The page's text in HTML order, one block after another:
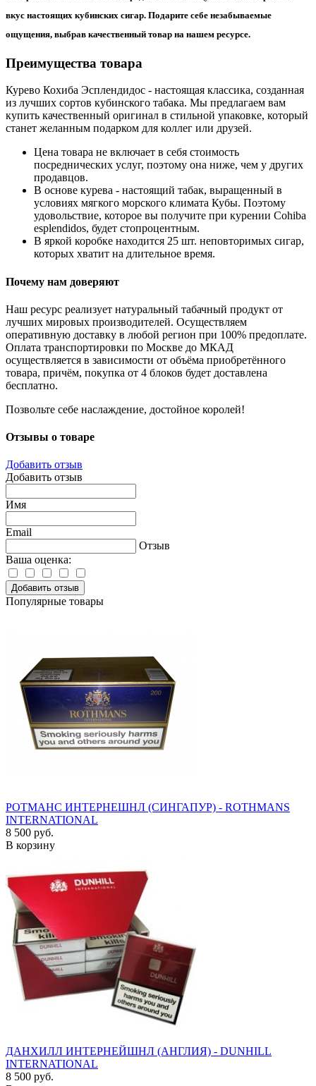
вкус настоящих кубинских сигар. Подарите себе незабываемые
ощущения, выбрав качественный товар на нашем ресурсе.
Преимущества товара
Курево Кохиба Эсплендидос - настоящая классика, созданная
из лучших сортов кубинского табака. Мы предлагаем вам
купить качественный оригинал в стильной упаковке, который
станет желанным подарком для коллег или друзей.
Цена товара не включает в себя стоимость
посреднических услуг, поэтому она ниже, чем у других
продавцов.
В основе курева - настоящий табак, выращенный в
условиях мягкого морского климата Кубы. Поэтому
удовольствие, которое вы получите при курении Cohiba
esplendidos, будет стопроцентным.
В яркой коробке находится 25 шт. неповторимых сигар,
которых хватит на длительное время.
Почему нам доверяют
Наш ресурс реализует натуральный табачный продукт от
лучших мировых производителей. Осуществляем
оперативную доставку в любой регион при 100% предоплате.
Оплата транспортировки по Москве до МКАД
осуществляется в зависимости от объёма приобретённого
товара, причём, покупка от 4 блоков будет доставлена
бесплатно.
Позвольте себе наслаждение, достойное королей!
Отзывы о товаре
Добавить отзыв
Добавить отзыв
Имя
Email
Отзыв
Ваша оценка:
Добавить отзыв
Популярные товары
РОТМАНС ИНТЕРНЕШНЛ (СИНГАПУР) - ROTHMANS
INTERNATIONAL
8 500 руб.
В корзину
ДАНХИЛЛ ИНТЕРНЕЙШНЛ (АНГЛИЯ) - DUNHILL
INTERNATIONAL
8 500 руб.